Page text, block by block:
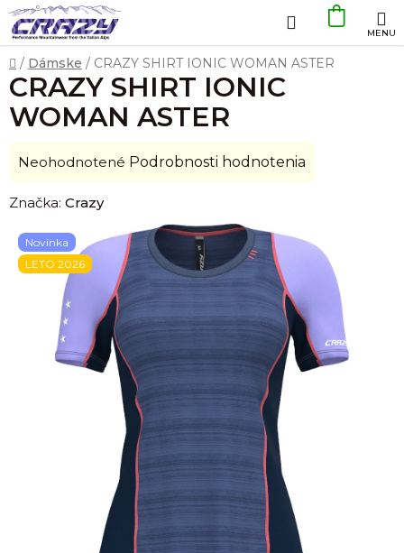
Prejsť
na
obsah
Hľadať
KOŠÍK
Domov
/ Dámske / CRAZY SHIRT IONIC WOMAN ASTER
CRAZY SHIRT IONIC
WOMAN ASTER
Priemerné
produktu
je
0,0
z
hviezdičiek.
Neohodnotené Podrobnosti hodnotenia
Značka: Crazy
Novinka
LETO 2026